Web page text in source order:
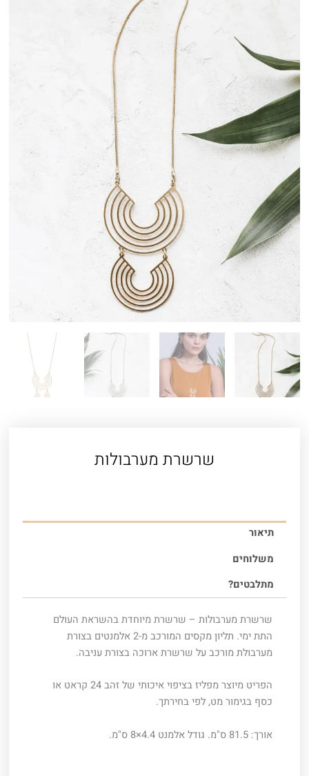
שרשרת מערבולות
תיאור
משלוחים
מתלבטים?
שרשרת מערבולות – שרשרת מיוחדת בהשראת העולם
התת ימי. תליון מקסים המורכב מ-2 אלמנטים בצורת
מערבולת מורכב על שרשרת ארוכה בצורת עניבה.
הפריט מיוצר מפליז בציפוי איכותי של זהב 24 קראט או
כסף בגימור מט, לפי בחירתך.
אורך: 81.5 ס"מ. גודל אלמנט 4.4×8 ס"מ.